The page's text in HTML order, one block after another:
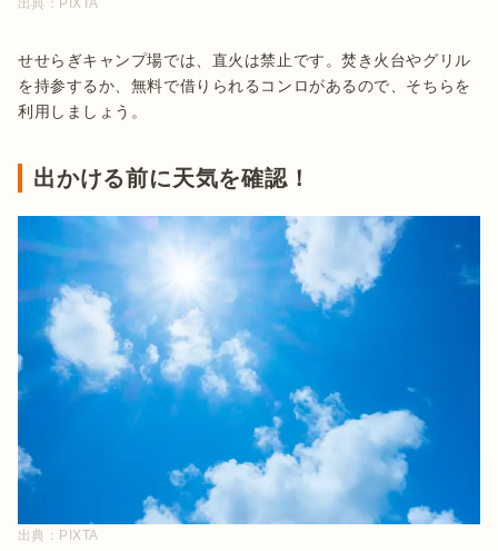
せせらぎキャンプ場では、直火は禁止です。焚き火台やグリル
を持参するか、無料で借りられるコンロがあるので、そちらを
利用しましょう。
出かける前に天気を確認！
出典： PIXTA